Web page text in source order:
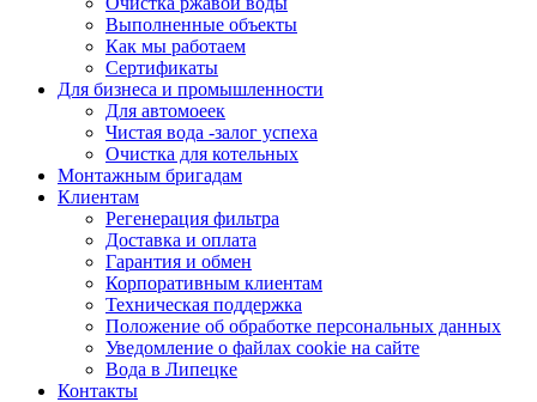
Выполненные объекты
Как мы работаем
Сертификаты
Для бизнеса и промышленности
Для автомоеек
Чистая вода -залог успеха
Очистка для котельных
Монтажным бригадам
Клиентам
Регенерация фильтра
Доставка и оплата
Гарантия и обмен
Корпоративным клиентам
Техническая поддержка
Положение об обработке персональных данных
Уведомление о файлах cookie на сайте
Вода в Липецке
Контакты